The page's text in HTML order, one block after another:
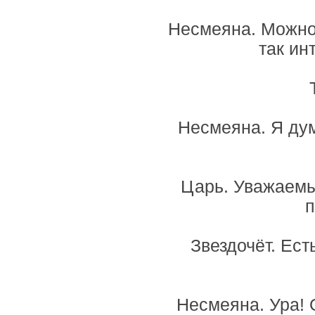
Несмеяна. Можно
так
Несмеяна. Я
Царь.
Звездочёт.
Несмеяна. Ура!